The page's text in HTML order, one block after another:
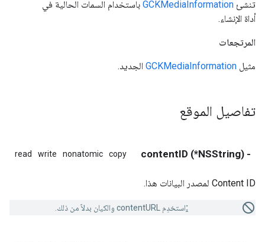
تنشئ GCKMediaInformation باستخدام السمات الحالية في
أداة الإنشاء.
المرتجعات
مثيل GCKMediaInformation الجديد.
تفاصيل الموقع
- (NSString*) contentID
read write nonatomic copy
Content ID لمصدر البيانات هذا.
استخدِم contentURL والكيان بدلاً من ذلك.